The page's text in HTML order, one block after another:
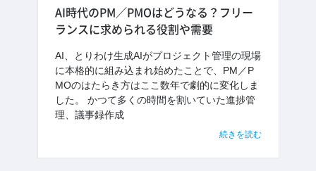
AI時代のPM／PMOはどうなる？フリー
ランスに求められる役割や需要
AI、とりわけ生成AIがプロジェクト管理の現場
に本格的に組み込まれ始めたことで、PM／P
MOのはたらき方はここ数年で劇的に変化しま
した。 かつて多くの時間を割いていた進捗管
理、議事録作成
続きを読む